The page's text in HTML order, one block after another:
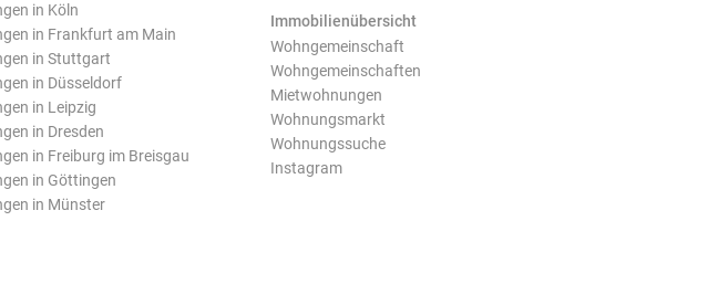
in Köln
in Frankfurt am Main
in Stuttgart
in Düsseldorf
in Leipzig
in Dresden
in Freiburg im Breisgau
in Göttingen
in Münster
Immobilienübersicht
Wohngemeinschaft
Wohngemeinschaften
Mietwohnungen
Wohnungsmarkt
Wohnungssuche
Instagram